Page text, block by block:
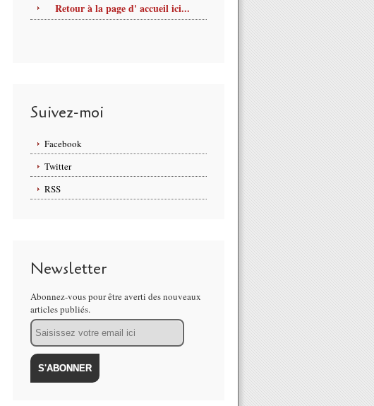
Retour à la page d' accueil ici...
Suivez-moi
Facebook
Twitter
RSS
Newsletter
Abonnez-vous pour être averti des nouveaux
articles publiés.
Email